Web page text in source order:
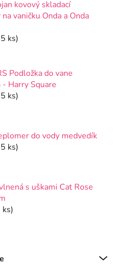
kovový skladací
vaničku Onda a Onda
ks)
Podložka do vane
Harry Square
ks)
do vody medvedík
ks)
s uškami Cat Rose
ks)